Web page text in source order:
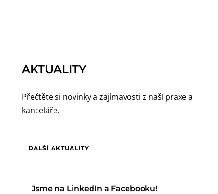
AKTUALITY
Přečtěte si novinky a zajímavosti z naší praxe a
kanceláře.
DALŠÍ AKTUALITY
Jsme na LinkedIn a Facebooku!